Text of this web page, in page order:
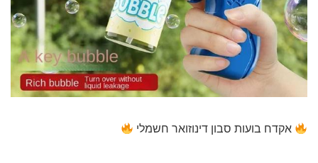
אקדח בועות סבון דינוזואר חשמלי